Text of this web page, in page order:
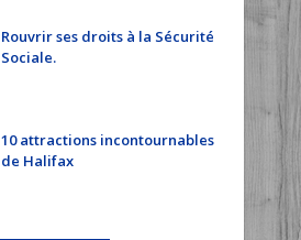
Rouvrir ses droits à la Sécurité
Sociale.
10 attractions incontournables
de Halifax